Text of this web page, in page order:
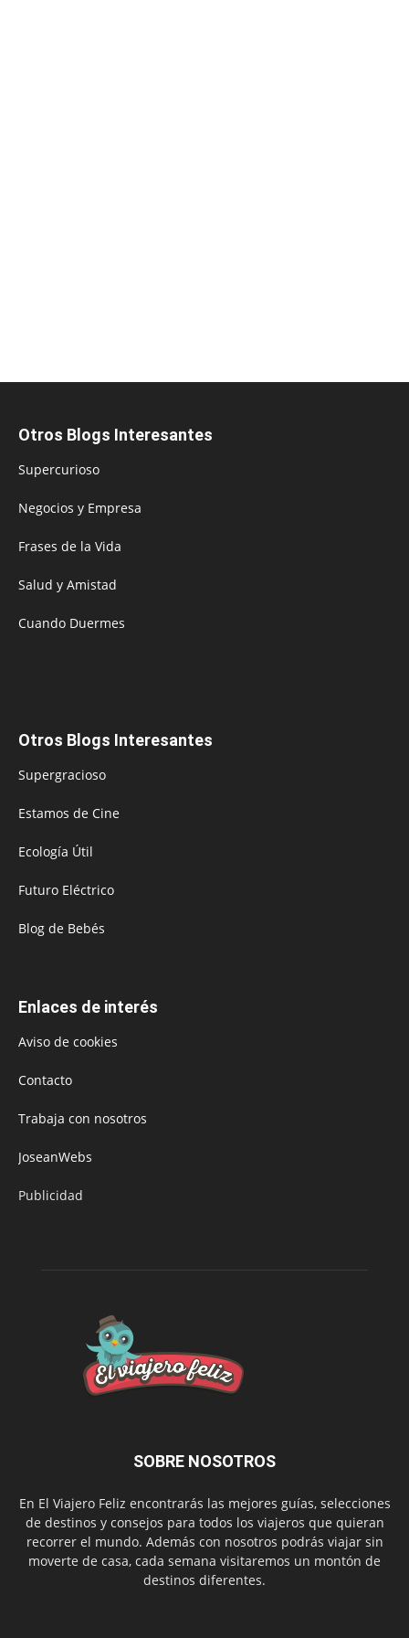
Otros Blogs Interesantes
Supercurioso
Negocios y Empresa
Frases de la Vida
Salud y Amistad
Cuando Duermes
Otros Blogs Interesantes
Supergracioso
Estamos de Cine
Ecología Útil
Futuro Eléctrico
Blog de Bebés
Enlaces de interés
Aviso de cookies
Contacto
Trabaja con nosotros
JoseanWebs
Publicidad
SOBRE NOSOTROS
En El Viajero Feliz encontrarás las mejores guías, selecciones
de destinos y consejos para todos los viajeros que quieran
recorrer el mundo. Además con nosotros podrás viajar sin
moverte de casa, cada semana visitaremos un montón de
destinos diferentes.